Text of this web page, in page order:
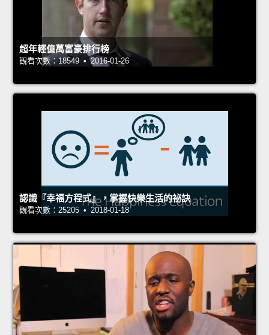
超年輕億萬富豪排行榜
觀看次數：18549 • 2016-01-26
認識『幸福方程式』，掌握快樂生活的祕訣
觀看次數：25205 • 2018-01-18